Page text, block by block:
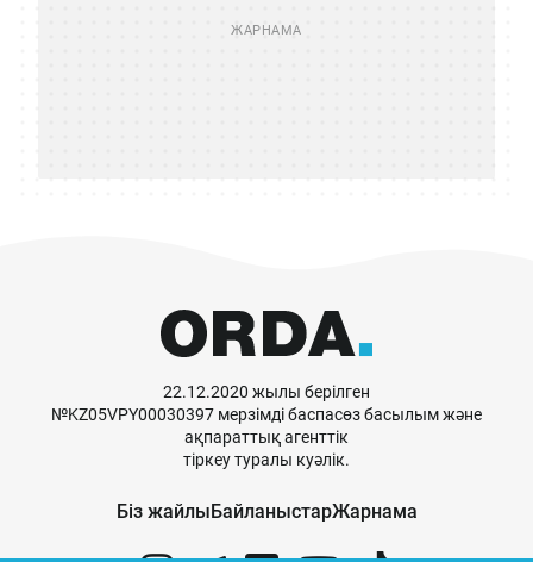
22.12.2020 жылы берілген
№KZ05VPY00030397 мерзімді баспасөз басылым және
ақпараттық агенттік
тіркеу туралы куәлік.
Біз жайлыБайланыстарЖарнама